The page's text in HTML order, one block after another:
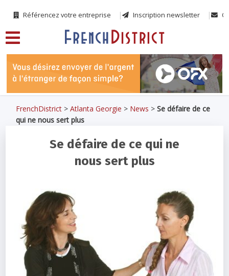
Référencez votre entreprise Inscription newsletter
FrenchDistrict >Atlanta Georgie > News >Se défaire de ce
qui ne nous sert plus
Se défaire de ce qui ne
nous sert plus